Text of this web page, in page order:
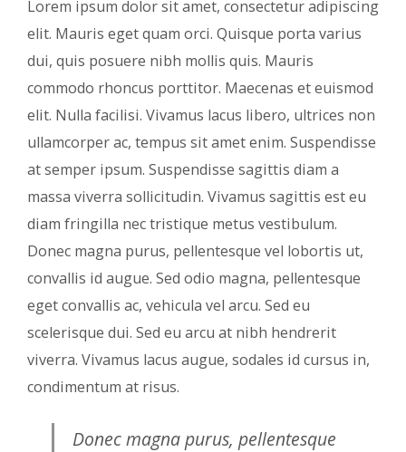
Lorem ipsum dolor sit amet, consectetur adipiscing
elit. Mauris eget quam orci. Quisque porta varius
dui, quis posuere nibh mollis quis. Mauris
commodo rhoncus porttitor. Maecenas et euismod
elit. Nulla facilisi. Vivamus lacus libero, ultrices non
ullamcorper ac, tempus sit amet enim. Suspendisse
at semper ipsum. Suspendisse sagittis diam a
massa viverra sollicitudin. Vivamus sagittis est eu
diam fringilla nec tristique metus vestibulum.
Donec magna purus, pellentesque vel lobortis ut,
convallis id augue. Sed odio magna, pellentesque
eget convallis ac, vehicula vel arcu. Sed eu
scelerisque dui. Sed eu arcu at nibh hendrerit
viverra. Vivamus lacus augue, sodales id cursus in,
condimentum at risus.
Donec magna purus, pellentesque